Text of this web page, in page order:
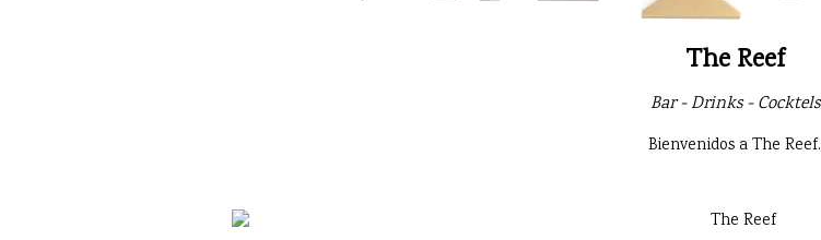
The Reef
Bar - Drinks - Cocktels
Bienvenidos a The Reef.